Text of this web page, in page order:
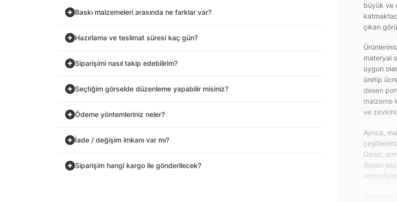
Baskı malzemeleri arasında ne farklar var?
Hazırlama ve teslimat süresi kaç gün?
Siparişimi nasıl takip edebilirim?
Seçtiğim görselde düzenleme yapabilir misiniz?
Ödeme yöntemleriniz neler?
İade / değişim imkanı var mı?
Siparişim hangi kargo ile gönderilecek?
büyük ve
çıkan
materyal
uygun
üretip
desen
malzeme
ve
Ayrıca,
Deniz,
desen